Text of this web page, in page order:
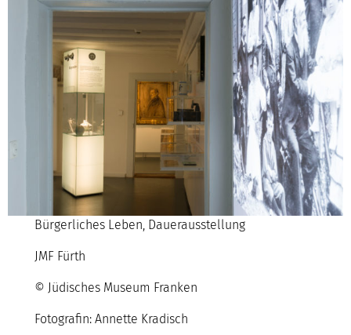
Bürgerliches Leben, Dauerausstellung
JMF Fürth
© Jüdisches Museum Franken
Fotografin: Annette Kradisch